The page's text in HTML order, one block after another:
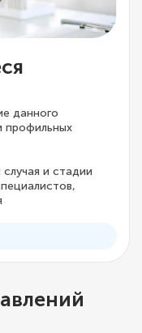
данного
профильных
и стадии